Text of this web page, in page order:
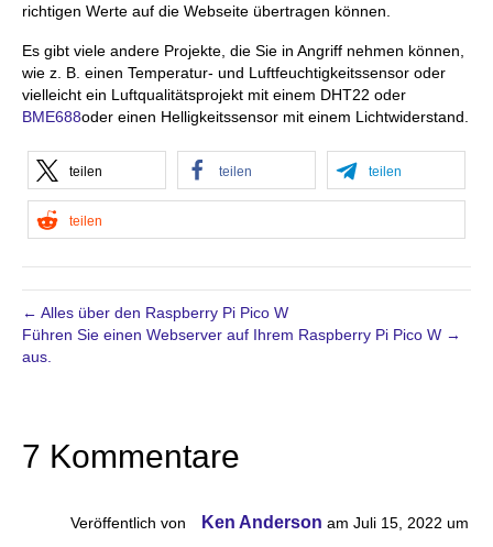
richtigen Werte auf die Webseite übertragen können.
Es gibt viele andere Projekte, die Sie in Angriff nehmen können,
wie z. B. einen Temperatur- und Luftfeuchtigkeitssensor oder
vielleicht ein Luftqualitätsprojekt mit einem DHT22 oder
BME688oder einen Helligkeitssensor mit einem Lichtwiderstand.
teilen teilen teilen
teilen
← Alles über den Raspberry Pi Pico W
Führen Sie einen Webserver auf Ihrem Raspberry Pi Pico W →
aus.
7 Kommentare
Veröffentlich von Ken Anderson am Juli 15, 2022 um